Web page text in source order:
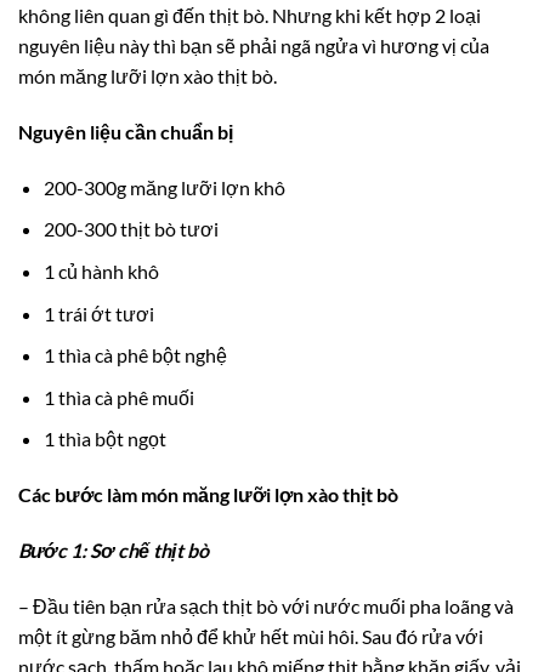
không liên quan gì đến thịt bò. Nhưng khi kết hợp 2 loại
nguyên liệu này thì bạn sẽ phải ngã ngửa vì hương vị của
món măng lưỡi lợn xào thịt bò.
Nguyên liệu cần chuẩn bị
200-300g măng lưỡi lợn khô
200-300 thịt bò tươi
1 củ hành khô
1 trái ớt tươi
1 thìa cà phê bột nghệ
1 thìa cà phê muối
1 thìa bột ngọt
Các bước làm món măng lưỡi lợn xào thịt bò
Bước 1: Sơ chế thịt bò
– Đầu tiên bạn rửa sạch thịt bò với nước muối pha loãng và
một ít gừng băm nhỏ để khử hết mùi hôi. Sau đó rửa với
nước sạch, thấm hoặc lau khô miếng thịt bằng khăn giấy, vải